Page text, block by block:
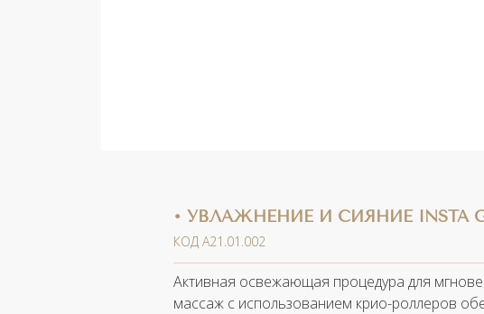
• УВЛАЖНЕНИЕ И СИЯНИЕ INSTA
КОД А21.01.002
Активная освежающая процедура для
массаж с использованием крио-роллеров